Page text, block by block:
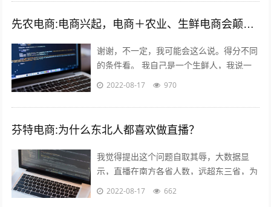
先农电商:电商兴起，电商＋农业、生鲜电商会颠覆掉传统模式吗？
谢谢，不一定，我可能会这么说。得分不同
的条件看。 我自己是一个生鲜人，我说一
些我自己的看法，目前传统农业的一些痛
2022-08-17 970
芬特电商:为什么东北人都喜欢做直播？
我觉得提出这个问题自取其辱，大数据显
示，直播在南方各省人数，远超东三省，为
什么感觉东北人直播多，就是分辩能力太
2022-08-17 662